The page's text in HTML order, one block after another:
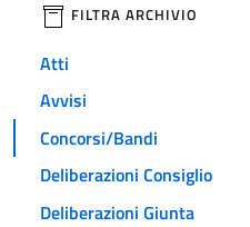
FILTRA ARCHIVIO
Atti
Avvisi
Concorsi/Bandi
Deliberazioni Consiglio
Deliberazioni Giunta